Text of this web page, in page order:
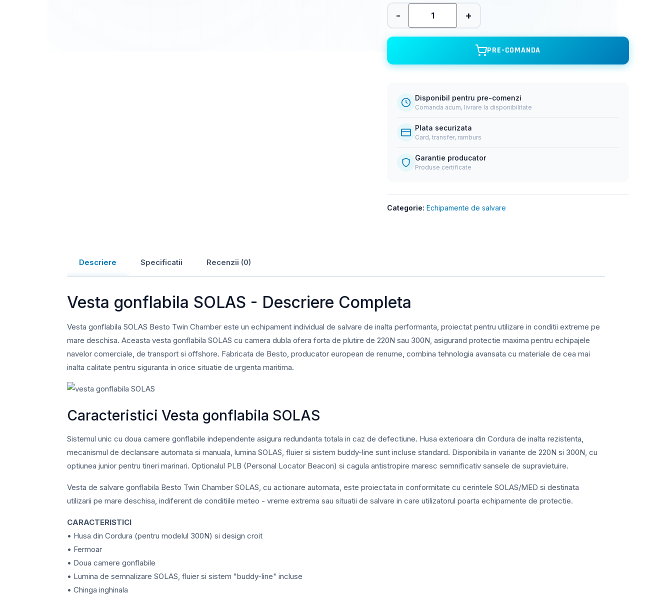
- +
PRE-COMANDA
Disponibil pentru pre-comenzi
Comanda acum, livrare la disponibilitate
Plata securizata
Card, transfer, ramburs
Garantie producator
Produse certificate
Categorie: Echipamente de salvare
Descriere Specificatii Recenzii (0)
Vesta gonflabila SOLAS - Descriere Completa
Vesta gonflabila SOLAS Besto Twin Chamber este un echipament individual de salvare de inalta performanta, proiectat pentru utilizare in conditii extreme pe
mare deschisa. Aceasta vesta gonflabila SOLAS cu camera dubla ofera forta de plutire de 220N sau 300N, asigurand protectie maxima pentru echipajele
navelor comerciale, de transport si offshore. Fabricata de Besto, producator european de renume, combina tehnologia avansata cu materiale de cea mai
inalta calitate pentru siguranta in orice situatie de urgenta maritima.
Caracteristici Vesta gonflabila SOLAS
Sistemul unic cu doua camere gonflabile independente asigura redundanta totala in caz de defectiune. Husa exterioara din Cordura de inalta rezistenta,
mecanismul de declansare automata si manuala, lumina SOLAS, fluier si sistem buddy-line sunt incluse standard. Disponibila in variante de 220N si 300N, cu
optiunea junior pentru tineri marinari. Optionalul PLB (Personal Locator Beacon) si cagula antistropire maresc semnificativ sansele de supravietuire.
Vesta de salvare gonflabila Besto Twin Chamber SOLAS, cu actionare automata, este proiectata in conformitate cu cerintele SOLAS/MED si destinata
utilizarii pe mare deschisa, indiferent de conditiile meteo - vreme extrema sau situatii de salvare in care utilizatorul poarta echipamente de protectie.
CARACTERISTICI
• Husa din Cordura (pentru modelul 300N) si design croit
• Fermoar
• Doua camere gonflabile
• Lumina de semnalizare SOLAS, fluier si sistem "buddy-line" incluse
• Chinga inghinala